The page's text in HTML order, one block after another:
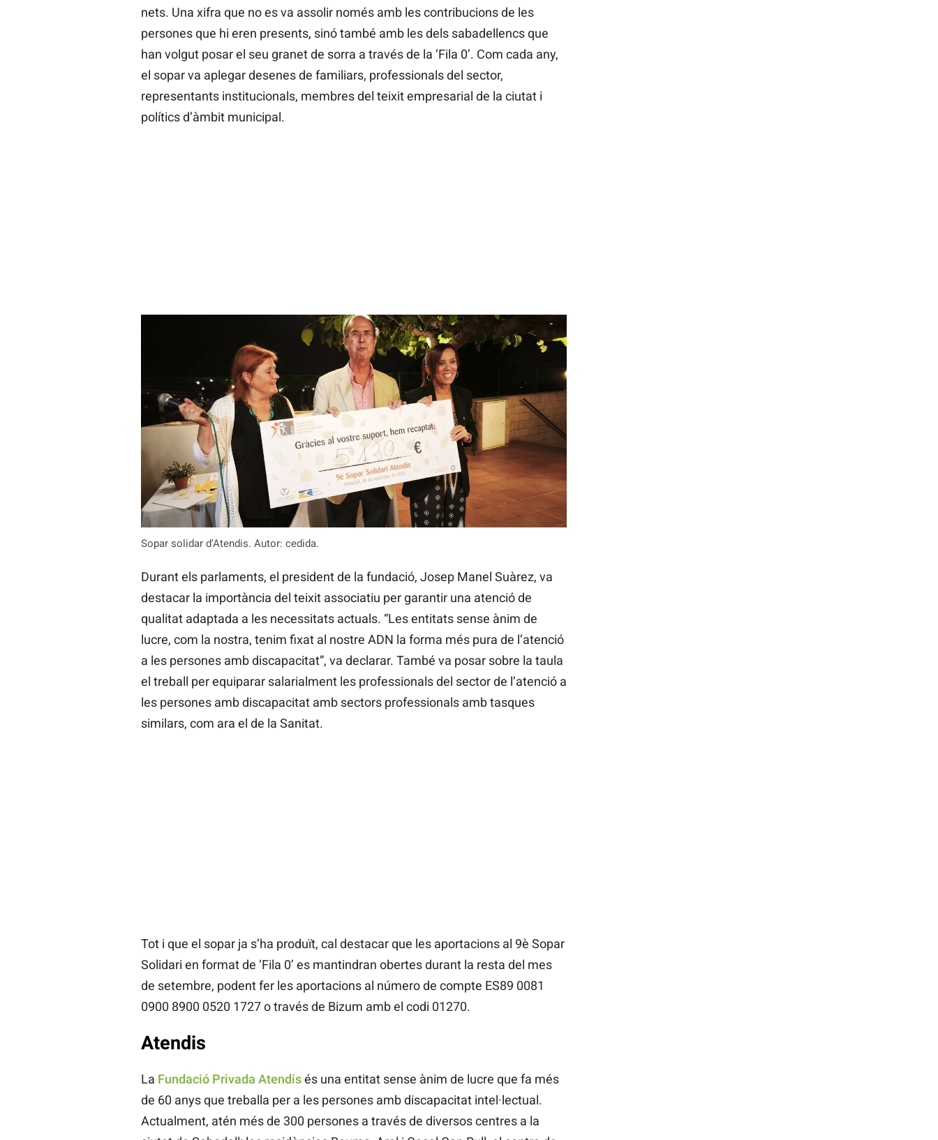
nets. Una xifra que no es va assolir només amb les contribucions de les
persones que hi eren presents, sinó també amb les dels sabadellencs que
han volgut posar el seu granet de sorra a través de la ‘Fila 0’. Com cada any,
el sopar va aplegar desenes de familiars, professionals del sector,
representants institucionals, membres del teixit empresarial de la ciutat i
polítics d’àmbit municipal.
Sopar solidar d’Atendis. Autor: cedida.
Durant els parlaments, el president de la fundació, Josep Manel Suàrez, va
destacar la importància del teixit associatiu per garantir una atenció de
qualitat adaptada a les necessitats actuals. “Les entitats sense ànim de
lucre, com la nostra, tenim fixat al nostre ADN la forma més pura de l’atenció
a les persones amb discapacitat”, va declarar. També va posar sobre la taula
el treball per equiparar salarialment les professionals del sector de l’atenció a
les persones amb discapacitat amb sectors professionals amb tasques
similars, com ara el de la Sanitat.
Tot i que el sopar ja s’ha produït, cal destacar que les aportacions al 9è Sopar
Solidari en format de ‘Fila 0’ es mantindran obertes durant la resta del mes
de setembre, podent fer les aportacions al número de compte ES89 0081
0900 8900 0520 1727 o través de Bizum amb el codi 01270.
Atendis
La Fundació Privada Atendis és una entitat sense ànim de lucre que fa més
de 60 anys que treballa per a les persones amb discapacitat intel·lectual.
Actualment, atén més de 300 persones a través de diversos centres a la